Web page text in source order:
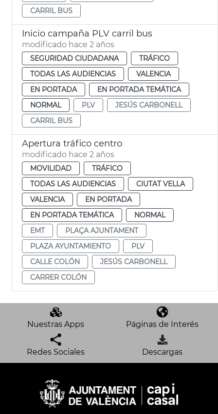
CARRIL BUS
Inicio campaña PLV carril bus
modificado hace 2 años
SEGURIDAD CIUDADANA
TRÁFICO
TODAS LAS AUDIENCIAS
VALENCIA
EN PORTADA
EN PORTADA TEMÁTICA
NORMAL
PLV
JESÚS CARBONELL
CARRIL BUS
Apertura tráfico centro
modificado hace 2 años
MOVILIDAD
TRÁFICO
TODAS LAS AUDIENCIAS
CIUTAT VELLA
VALENCIA
EN PORTADA
EN PORTADA TEMÁTICA
NORMAL
EMT
PLAÇA AJUNTAMENT
PLAZA AYUNTAMIENTO
PLV
CALLE COLÓN
JESÚS CARBONELL
CARRER COLÓN
Nuestras Apps Páginas de Interés
Redes Sociales Descargas